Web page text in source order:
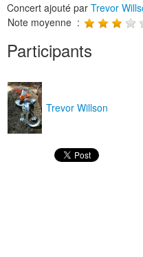
Concert ajouté par Trevor
Note moyenne :
Participants
Trevor Willson